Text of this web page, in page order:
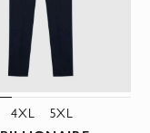
4XL 5XL